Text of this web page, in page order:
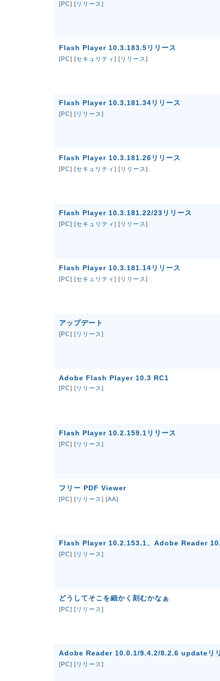
[PC] [リリース]
Flash Player 10.3.183.5リリース
[PC] [セキュリティ ] [リリース]
Flash Player 10.3.181.34リリース
[PC] [リリース]
Flash Player 10.3.181.26リリース
[PC] [セキュリティ ] [リリース]
Flash Player 10.3.181.22/23リリース
[PC] [セキュリティ ] [リリース]
Flash Player 10.3.181.14リリース
[PC] [セキュリティ ] [リリース]
アップデート
[PC] [リリース]
Adobe Flash Player 10.3 RC1
[PC] [リリース]
Flash Player 10.2.159.1リリース
[PC] [リリース]
フリー PDF Viewer
[PC] [リリース] [AA]
Flash Player 10.2.153.1、Adobe Reader
[PC] [リリース]
どうしてそこを細かく刻むかなぁ
[PC] [リリース]
Adobe Reader 10.0.1/9.4.2/8.2.6 updateリ
[PC] [リリース]